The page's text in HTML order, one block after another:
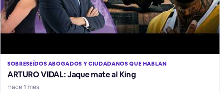
SOBRESEÍDOS ABOGADOS Y CIUDADANOS QUE HABLAN
ARTURO VIDAL: Jaque mate al King
Hace 1 mes